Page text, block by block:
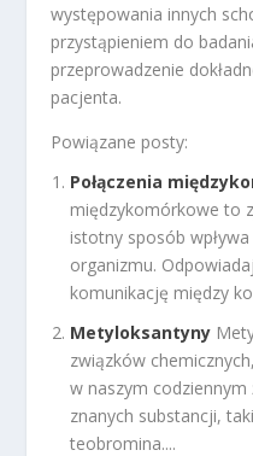
występowania innych
przystąpieniem do
przeprowadzenie
pacjenta.
Powiązane posty:
Połączenia
międzykomórkowe to
istotny sposób
organizmu.
komunikację między
Metyloksantyny
związków
w naszym codziennym
znanych substancji,
teobromina....